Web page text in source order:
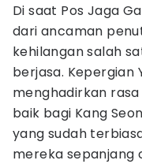
Di saat Pos Jaga
dari ancaman
kehilangan salah
berjasa. Kepergian
menghadirkan
baik bagi Kang
yang sudah
mereka sepanjang